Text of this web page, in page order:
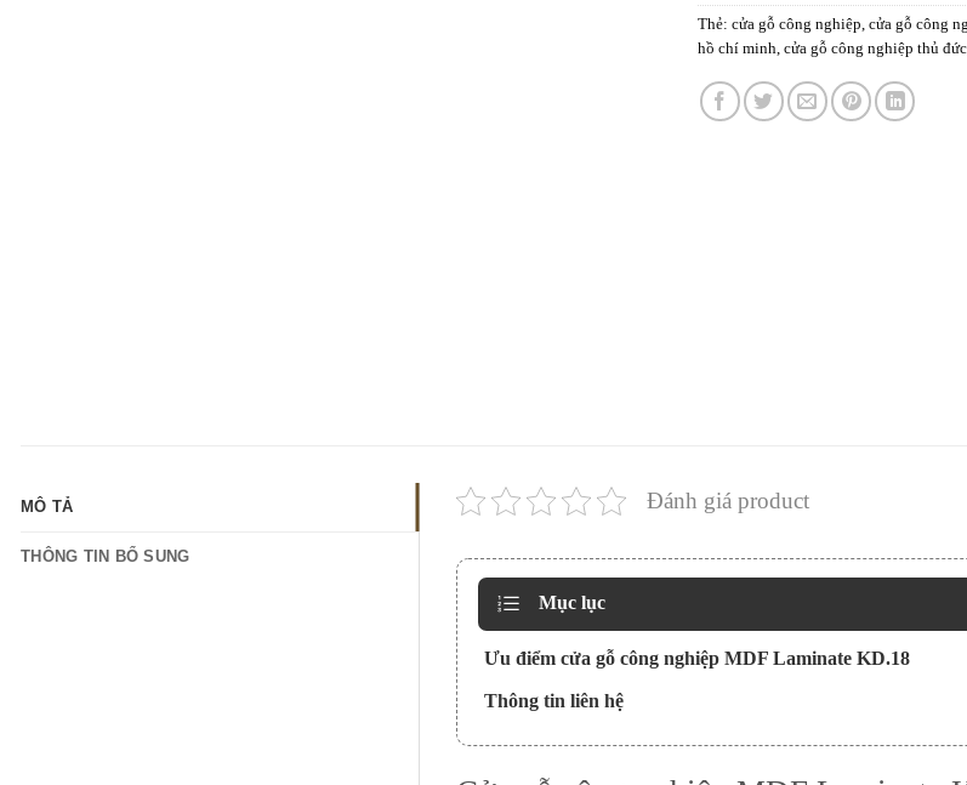
Thẻ:cửa gỗ công nghiệp ,cửa gỗ công
hồ chí minh ,cửa gỗ công nghiệp thủ đức
MÔ TẢ
THÔNG TIN BỔ SUNG
Đánh giá product
Mục lục
Ưu điểm cửa gỗ công nghiệp MDF Laminate KD.18
Thông tin liên hệ